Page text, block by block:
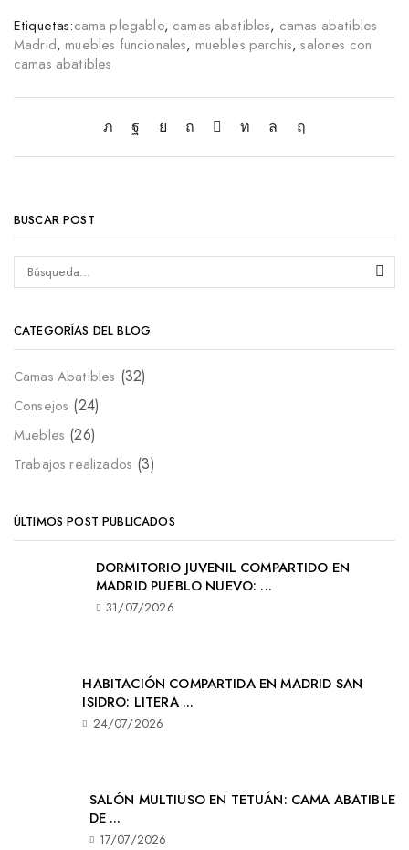
Etiquetas:cama plegable, camas abatibles, camas abatibles
Madrid, muebles funcionales, muebles parchis,salones con
camas abatibles
BUSCAR POST
CATEGORÍAS DEL BLOG
Camas Abatibles (32)
Consejos (24)
Muebles (26)
Trabajos realizados (3)
ÚLTIMOS POST PUBLICADOS
DORMITORIO JUVENIL COMPARTIDO EN
MADRID PUEBLO NUEVO: ...
31/07/2026
HABITACIÓN COMPARTIDA EN MADRID SAN
ISIDRO: LITERA ...
24/07/2026
SALÓN MULTIUSO EN TETUÁN: CAMA ABATIBLE
DE ...
17/07/2026